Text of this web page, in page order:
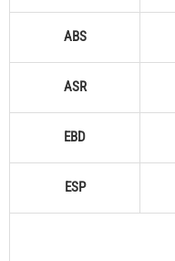
ABS
ASR
EBD
ESP